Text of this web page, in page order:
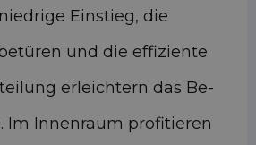
Einstieg, die
und die effiziente
erleichtern das Be-
Im Innenraum profitieren